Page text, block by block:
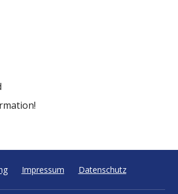
Impressum Datenschutz